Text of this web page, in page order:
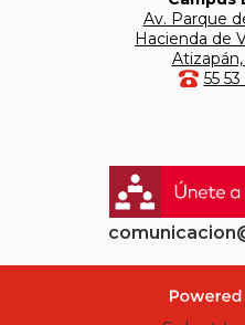
Av. Parque
Hacienda de
Atizapán,
55